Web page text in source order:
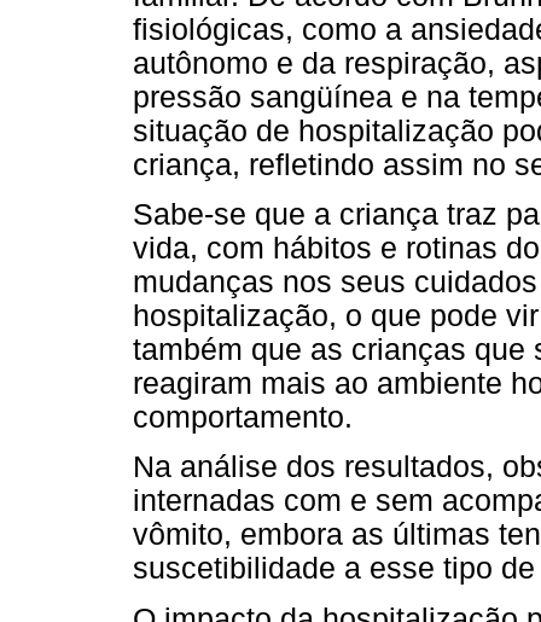
fisiológicas, como a
autônomo e da respiração,
pressão sangüínea e na
situação de hospitalização
criança, refletindo assim no
Sabe-se que a criança traz
vida, com hábitos e rotinas
mudanças nos seus
hospitalização, o que pode
também que as crianças que
reagiram mais ao ambiente
comportamento.
Na análise dos resultados,
internadas com e sem
vômito, embora as últimas
suscetibilidade a esse tipo